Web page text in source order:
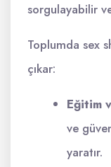
sorgulayabilir
Toplumda sex
çıkar:
Eğitim
ve
yaratır.